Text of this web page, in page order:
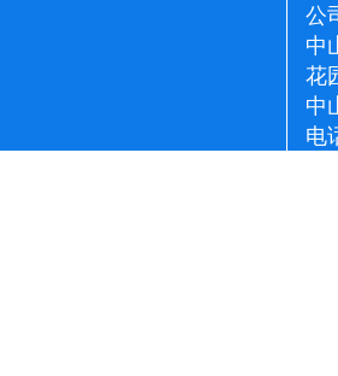
公
中
花
中
电